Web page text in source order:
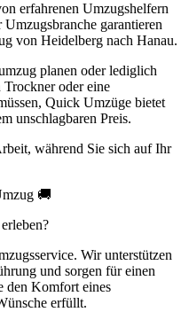
erfahrenen Umzugshelfern
garantieren
von Heidelberg nach Hanau.
planen oder lediglich
oder eine
Quick Umzüge bietet
unschlagbaren Preis.
während Sie sich auf Ihr
🚚
Wir unterstützen
und sorgen für einen
den Komfort eines
erfüllt.